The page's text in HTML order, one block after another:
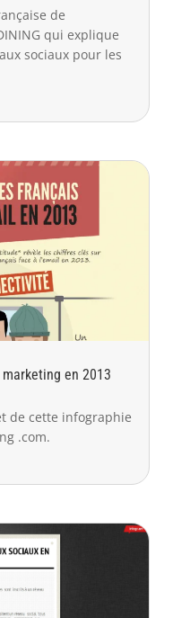
de
qui explique
sociaux pour les
en 2013
de cette infographie
.com.